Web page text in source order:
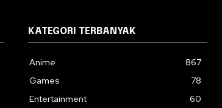
KATEGORI TERBANYAK
Anime
867
Games
78
Entertainment
60